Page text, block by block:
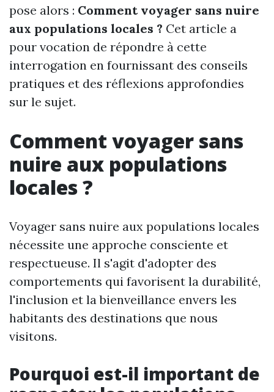
pose alors : Comment voyager sans nuire
aux populations locales ? Cet article a
pour vocation de répondre à cette
interrogation en fournissant des conseils
pratiques et des réflexions approfondies
sur le sujet.
Comment voyager sans
nuire aux populations
locales ?
Voyager sans nuire aux populations locales
nécessite une approche consciente et
respectueuse. Il s'agit d'adopter des
comportements qui favorisent la durabilité,
l'inclusion et la bienveillance envers les
habitants des destinations que nous
visitons.
Pourquoi est-il important de